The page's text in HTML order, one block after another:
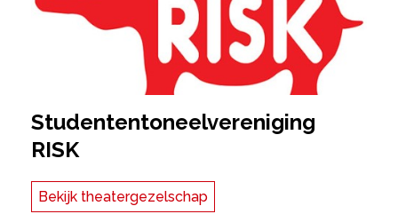
Studententoneelvereniging
RISK
Bekijk theatergezelschap